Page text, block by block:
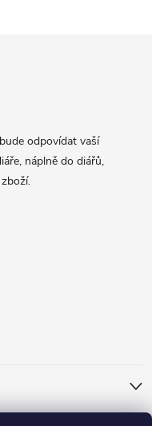
odpovídat vaší
náplně do diářů,